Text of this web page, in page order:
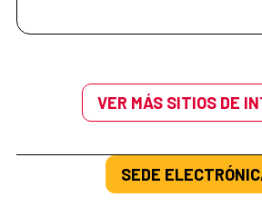
VER MÁS SITIOS DE
SEDE